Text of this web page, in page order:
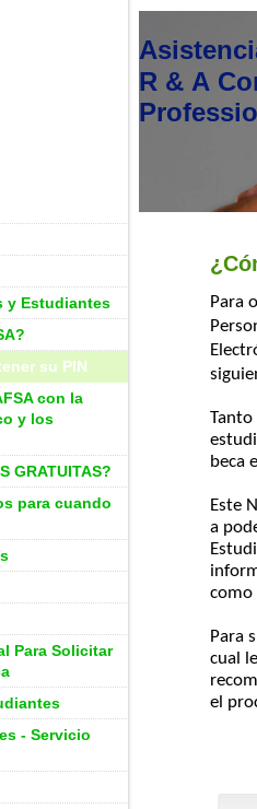
R & A
Para
beca
Este
a
como
Para
cual
el
y Estudiantes
su PIN
con la
y los
GRATUITAS?
para cuando
Para Solicitar
- Servicio